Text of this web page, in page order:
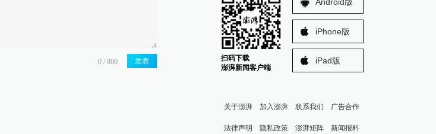
发表
扫码下载
澎湃新闻客户端
iPhone版
iPad版
关于澎湃 加入澎湃 联系我们 广告合作
法律声明 隐私政策 澎湃矩阵 新闻报料